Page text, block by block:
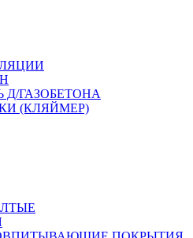
Д/ГАЗОБЕТОНА
(КЛЯЙМЕР)